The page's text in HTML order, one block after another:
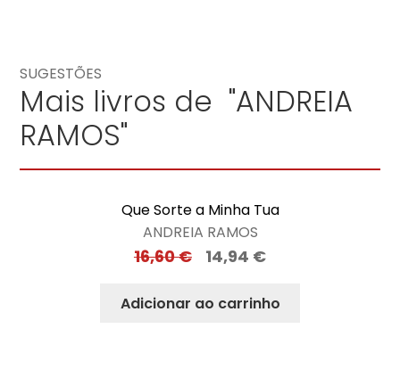
SUGESTÕES
Mais livros de "ANDREIA
RAMOS"
Que Sorte a Minha Tua
ANDREIA RAMOS
16,60€ 14,94 €
Adicionar ao carrinho